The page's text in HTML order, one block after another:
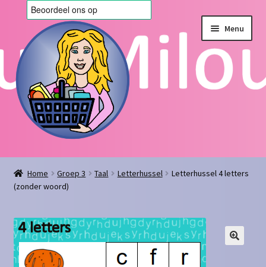
door
naar
navigatie
de
inhoud
Menu
Home
Afrekenen
Algemene voorwaarden
Blog
Home Groep 3 Taal Letterhussel
Letterhussel 4 letters
(zonder woord)